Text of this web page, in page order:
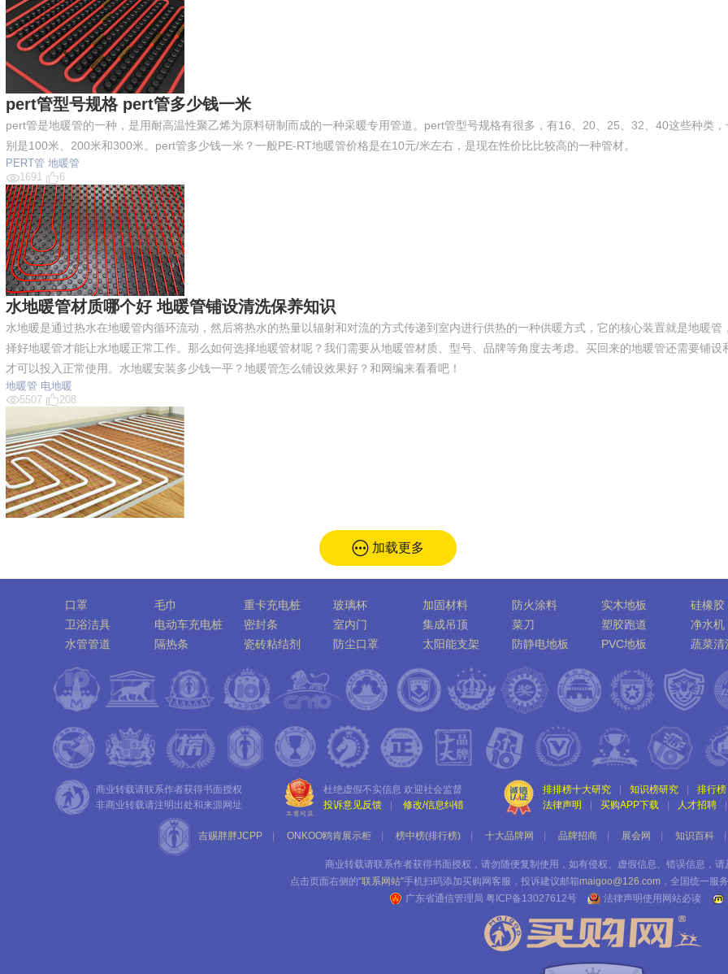
pert管型号规格 pert管多少钱一米
pert管是地暖管的一种，是用耐高温性聚乙烯为原料研制而成的一种采暖专用管道。pert管型号规格有很多，有16、20、25、32、40这些种类
别是100米、200米和300米。pert管多少钱一米？一般PE-RT地暖管价格是在10元/米左右，是现在性价比比较高的一种管材。
PERT管 地暖管
1691
6
水地暖管材质哪个好 地暖管铺设清洗保养知识
水地暖是通过热水在地暖管内循环流动，然后将热水的热量以辐射和对流的方式传递到室内进行供热的一种供暖方式，它的核心装置就是地暖管
择好地暖管才能让水地暖正常工作。那么如何选择地暖管材呢？我们需要从地暖管材质、型号、品牌等角度去考虑。买回来的地暖管还需要铺设
才可以投入正常使用。水地暖安装多少钱一平？地暖管怎么铺设效果好？和网编来看看吧！
地暖管 电地暖
5507
208
加载更多
口罩 毛巾 重卡充电桩 玻璃杯 加固材料 防火涂料 实木地板
硅橡胶
卫浴洁具
电动车充电桩 密封条 室内门 集成吊顶 菜刀 塑胶跑道
净水机
水管管道
隔热条 瓷砖粘结剂 防尘口罩 太阳能支架 防静电地板 PVC地板
蔬菜清
木门
商业转载请联系作者获得书面授权
非商业转载请注明出处和来源网址
杜绝虚假不实信息 欢迎社会监督
投诉意见反馈
修改/信息纠错
排排榜十大研究 知识榜研究
排行榜
法律声明
买购APP下载 人才招聘
吉赐胖胖JCPP ONKOO鸥肯展示柜 榜中榜(排行榜) 十大品牌网 品牌招商 展会网 知识百科
商业转载请联系作者获得书面授权，请勿随便复制使用，如有侵权、虚假信息、错误信息，请
点击页面右侧的“联系网站”手机扫码添加买购网客服，投诉建议邮箱maigoo@126.com ，全国统一服
广东省通信管理局 粤ICP备13027612号 法律声明使用网站必读